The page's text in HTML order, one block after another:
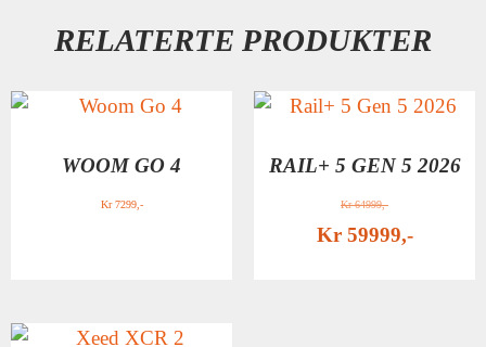
RELATERTE PRODUKTER
WOOM GO 4
Kr7299
RAIL+ 5 GEN 5 2026
Kr64999
Kr59999